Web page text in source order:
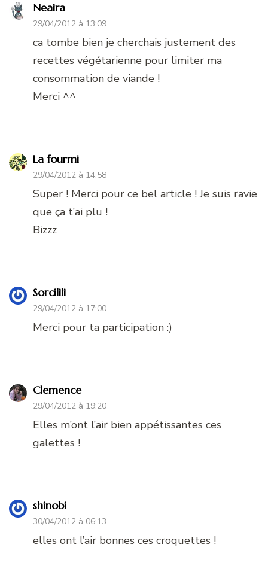
Neaira
29/04/2012 à 13:09
ca tombe bien je cherchais justement des
recettes végétarienne pour limiter ma
consommation de viande !
Merci ^^
La fourmi
29/04/2012 à 14:58
Super ! Merci pour ce bel article ! Je suis ravie
que ça t’ai plu !
Bizzz
Sorcilili
29/04/2012 à 17:00
Merci pour ta participation :)
Clemence
29/04/2012 à 19:20
Elles m’ont l’air bien appétissantes ces
galettes !
shinobi
30/04/2012 à 06:13
elles ont l’air bonnes ces croquettes !